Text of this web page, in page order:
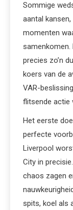
Sommige
aantal
momenten
samenkomen.
precies zo’n
koers van de
VAR-
flitsende actie
Het eerste
perfecte
Liverpool
City in
chaos zagen
spits, koel als